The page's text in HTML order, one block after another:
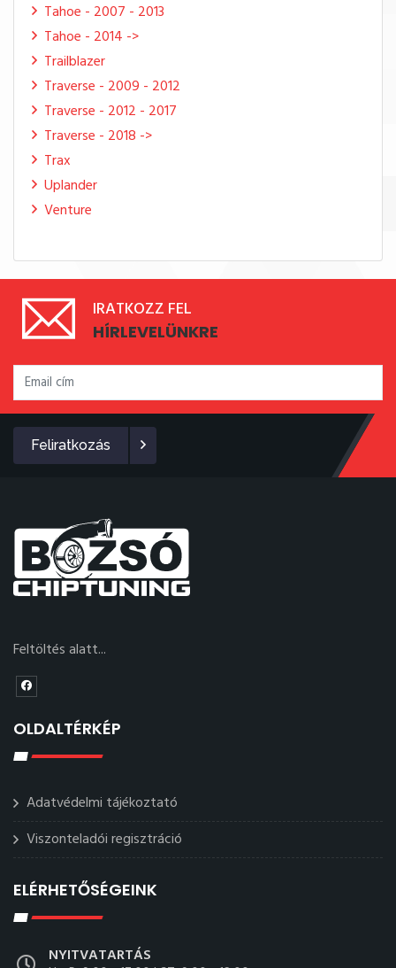
Tahoe - 2007 - 2013
Tahoe - 2014 ->
Trailblazer
Traverse - 2009 - 2012
Traverse - 2012 - 2017
Traverse - 2018 ->
Trax
Uplander
Venture
IRATKOZZ FEL
HÍRLEVELÜNKRE
Feliratkozás
Feltöltés alatt...
OLDALTÉRKÉP
Adatvédelmi tájékoztató
Viszonteladói regisztráció
ELÉRHETŐSÉGEINK
NYITVATARTÁS